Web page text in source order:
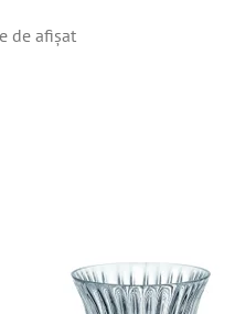
de afişat